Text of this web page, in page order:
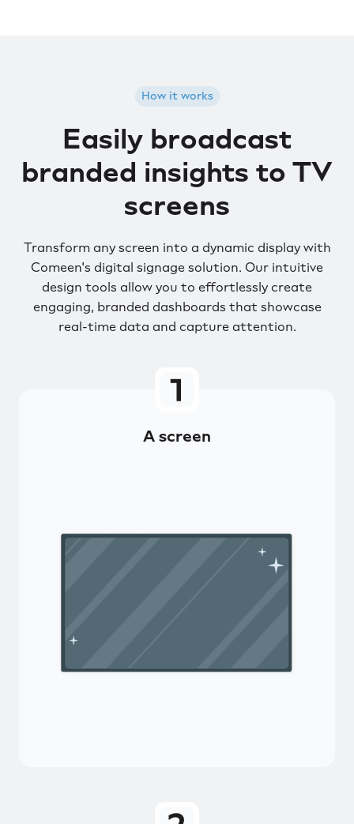
How it works
Easily broadcast
branded insights to TV
screens
Transform any screen into a dynamic display with
Comeen's digital signage solution. Our intuitive
design tools allow you to effortlessly create
engaging, branded dashboards that showcase
real-time data and capture attention.
A screen